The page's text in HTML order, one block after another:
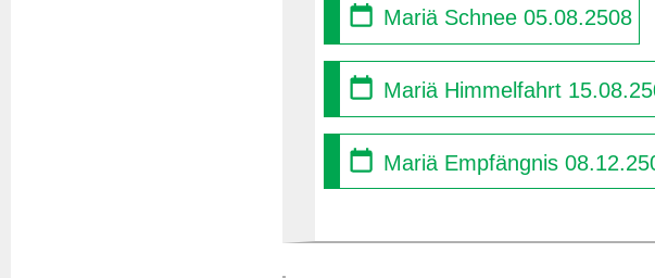
Mariä Schnee 05.08.2508
Mariä Himmelfahrt
Mariä Empfängnis